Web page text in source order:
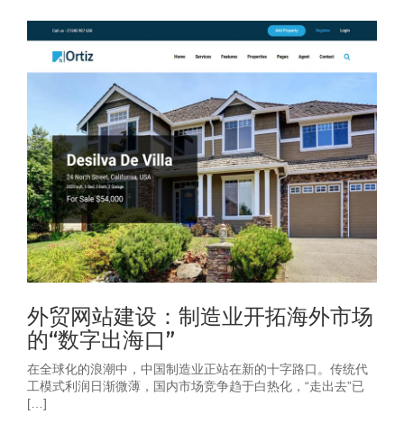
外贸网站建设：制造业开拓海外市场
的“数字出海口”
在全球化的浪潮中，中国制造业正站在新的十字路口。传统代
工模式利润日渐微薄，国内市场竞争趋于白热化，“走出去”已
[…]